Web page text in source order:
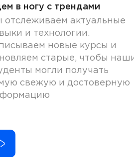
в ногу с трендами
отслеживаем актуальные
и технологии.
новые курсы и
старые, чтобы
могли получать
свежую и достоверную